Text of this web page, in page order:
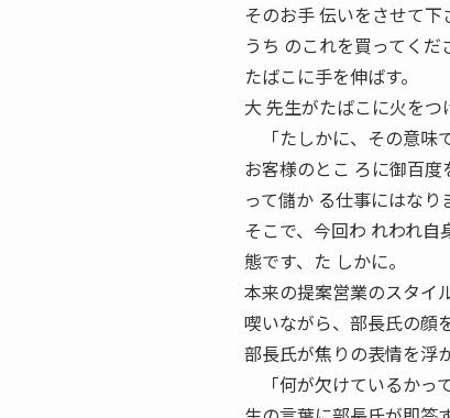
そのお手 伝いをさせて下
うち のこれを買ってく
たばこに手を伸ばす。
大 先生がたばこに火をつ
「たしかに、その意味
お客様のとこ ろに御百
って儲か る仕事にはなり
そこで、今回わ れわれ
態です、た しかに。
本来の提案営業のスタ
喫いながら、部長氏の顔
部長氏が焦りの表情を浮
「何が欠けているか